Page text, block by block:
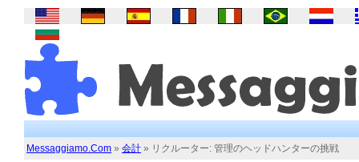
Messaggiamo.Com » 会計 » リクルーター: 管理のヘッドハンターの挑戦